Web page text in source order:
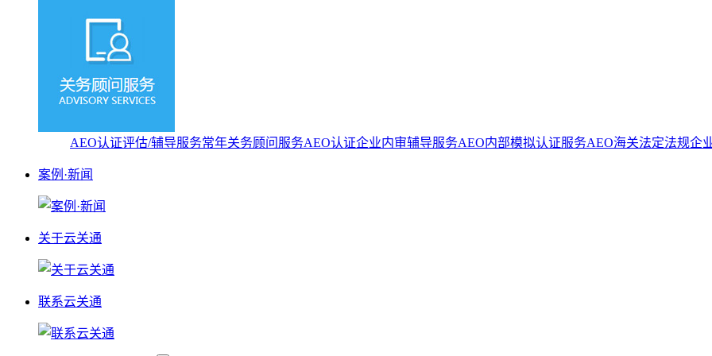
AEO认证评估/辅导服务常年关务顾问服务AEO认证企业内审辅导服务AEO内部模拟认证服务AEO海关法定法规企
案例·新闻
关于云关通
联系云关通